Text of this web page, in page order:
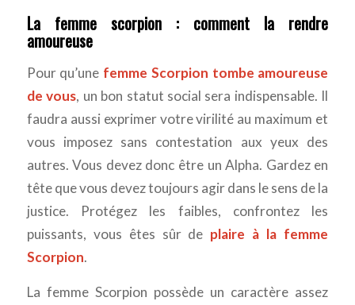
La femme scorpion : comment la rendre
amoureuse
Pour qu’une femme Scorpion tombe amoureuse
de vous, un bon statut social sera indispensable. Il
faudra aussi exprimer votre virilité au maximum et
vous imposez sans contestation aux yeux des
autres. Vous devez donc être un Alpha. Gardez en
tête que vous devez toujours agir dans le sens de la
justice. Protégez les faibles, confrontez les
puissants, vous êtes sûr de plaire à la femme
Scorpion.
La femme Scorpion possède un caractère assez